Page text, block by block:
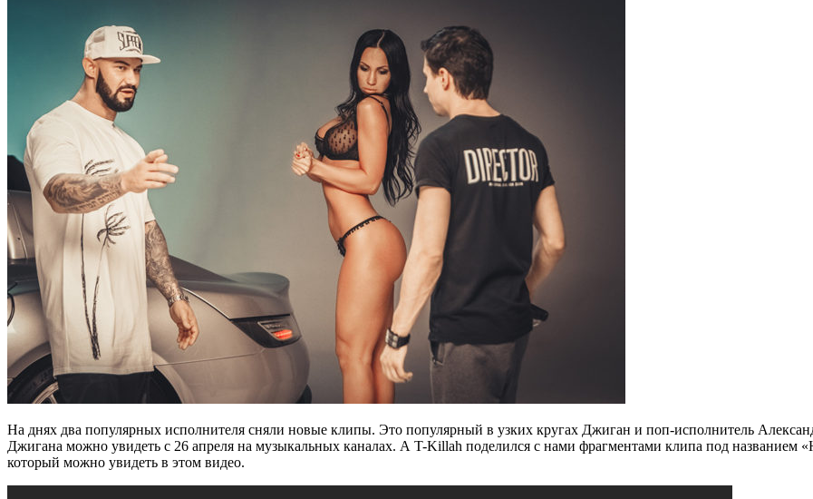
На днях два популярных исполнителя сняли новые клипы. Это популярный в узких кругах Джиган и поп-исполнитель
Джигана можно увидеть с 26 апреля на музыкальных каналах. А T-Killah поделился с нами фрагментами клипа под
который можно увидеть в этом видео.